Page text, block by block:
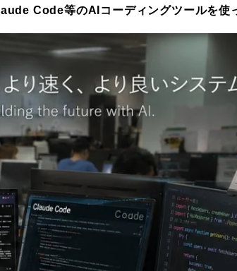
Code等のAIコーディングツールを使